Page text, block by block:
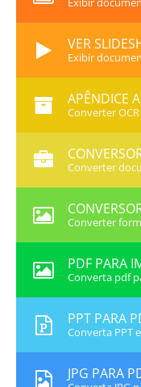
VER
Exibir
APÊNDICE
Converter
Converter
Converter
PDF PARA
Converta pdf
PPT PARA
Converta PPT
JPG PARA